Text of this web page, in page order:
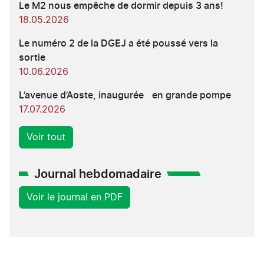
Le M2 nous empêche de dormir depuis 3 ans!
18.05.2026
Le numéro 2 de la DGEJ a été poussé vers la
sortie
10.06.2026
L’avenue d’Aoste, inaugurée en grande pompe
17.07.2026
Voir tout
Journal hebdomadaire
Voir le journal en PDF